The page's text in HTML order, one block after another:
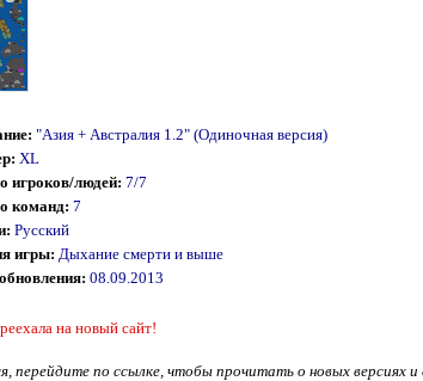
"Азия + Австралия 1.2" (Одиночная версия)
XL
игроков/людей: 7/7
команд: 7
Русский
игры: Дыхание смерти и выше
08.09.2013
на новый сайт!
перейдите по ссылке, чтобы прочитать о новых версиях и